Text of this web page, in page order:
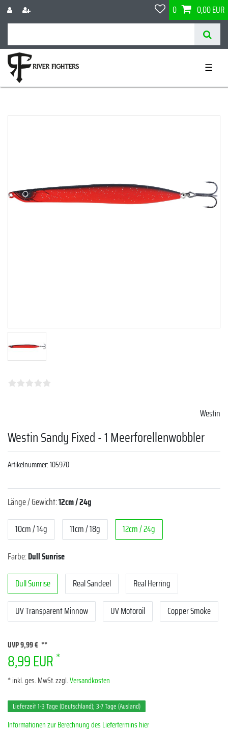
0 0,00 EUR
☰
Westin
Westin Sandy Fixed - 1 Meerforellenwobbler
Artikelnummer:105970
Länge / Gewicht:12cm / 24g
10cm / 14g 11cm / 18g 12cm / 24g
Farbe:Dull Sunrise
Dull Sunrise Real Sandeel Real Herring
UV Transparent Minnow UV Motoroil Copper Smoke
UVP 9,99 €
8,99 EUR *
* inkl. ges. MwSt. zzgl.Versandkosten
Lieferzeit 1-3 Tage (Deutschland); 3-7 Tage (Ausland)
Informationen zur Berechnung des Liefertermins hier